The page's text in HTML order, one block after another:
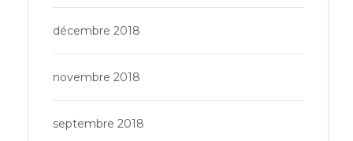
décembre 2018
novembre 2018
septembre 2018